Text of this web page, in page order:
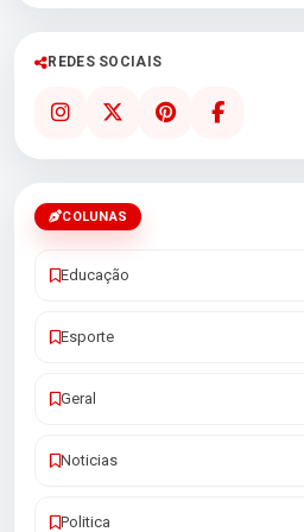
REDES SOCIAIS
COLUNAS
Educação
Esporte
Geral
Noticias
Politica